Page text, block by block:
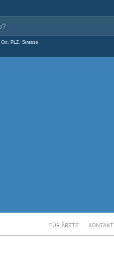
PLZ, Strasse
FÜR ÄRZTE KONTAKT